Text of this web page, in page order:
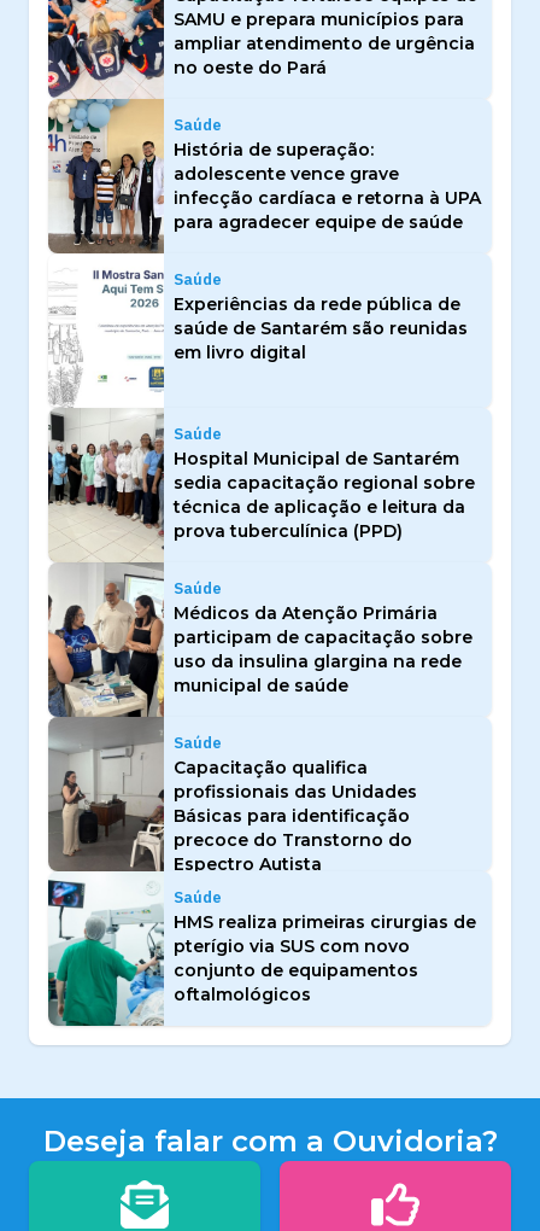
SAMU e prepara municípios para
ampliar atendimento de urgência
no oeste do Pará
Saúde
História de superação:
adolescente vence grave
infecção cardíaca e retorna à UPA
para agradecer equipe de saúde
Saúde
Experiências da rede pública de
saúde de Santarém são reunidas
em livro digital
Saúde
Hospital Municipal de Santarém
sedia capacitação regional sobre
técnica de aplicação e leitura da
prova tuberculínica (PPD)
Saúde
Médicos da Atenção Primária
participam de capacitação sobre
uso da insulina glargina na rede
municipal de saúde
Saúde
Capacitação qualifica
profissionais das Unidades
Básicas para identificação
precoce do Transtorno do
Espectro Autista
Saúde
HMS realiza primeiras cirurgias de
pterígio via SUS com novo
conjunto de equipamentos
oftalmológicos
Deseja falar com a Ouvidoria?